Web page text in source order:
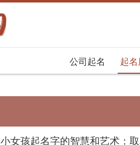
公司起名 起
小女孩起名字的智慧和艺术：